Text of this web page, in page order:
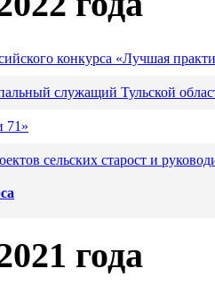
конкурса «Лучшая
служащий Тульской
71»
сельских старост и
года